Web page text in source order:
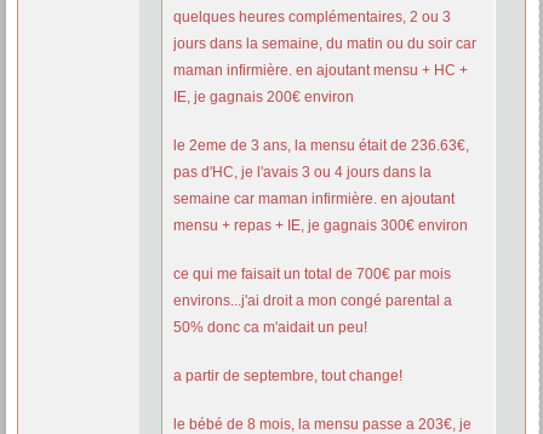
quelques heures complémentaires, 2 ou 3
jours dans la semaine, du matin ou du soir car
maman infirmière. en ajoutant mensu + HC +
IE, je gagnais 200€ environ
le 2eme de 3 ans, la mensu était de 236.63€,
pas d'HC, je l'avais 3 ou 4 jours dans la
semaine car maman infirmière. en ajoutant
mensu + repas + IE, je gagnais 300€ environ
ce qui me faisait un total de 700€ par mois
environs...j'ai droit a mon congé parental a
50% donc ca m'aidait un peu!
a partir de septembre, tout change!
le bébé de 8 mois, la mensu passe a 203€, je